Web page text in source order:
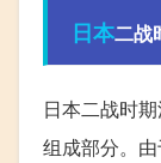
日本二战
日本二战时
组成部分。